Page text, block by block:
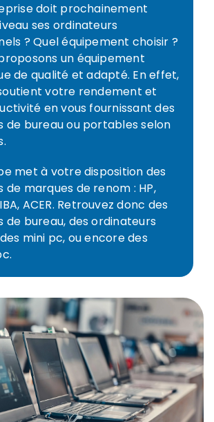
doit prochainement
ses ordinateurs
? Quel équipement choisir ?
un équipement
de qualité et adapté. En effet,
votre rendement et
en vous fournissant des
de bureau ou portables selon
met à votre disposition des
de marques de renom : HP,
ACER. Retrouvez donc des
de bureau, des ordinateurs
mini pc, ou encore des